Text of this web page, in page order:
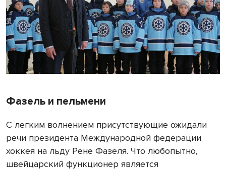
Фазель и пельмени
С легким волнением присутствующие ожидали
речи президента Международной федерации
хоккея на льду Рене Фазеля. Что любопытно,
швейцарский функционер является